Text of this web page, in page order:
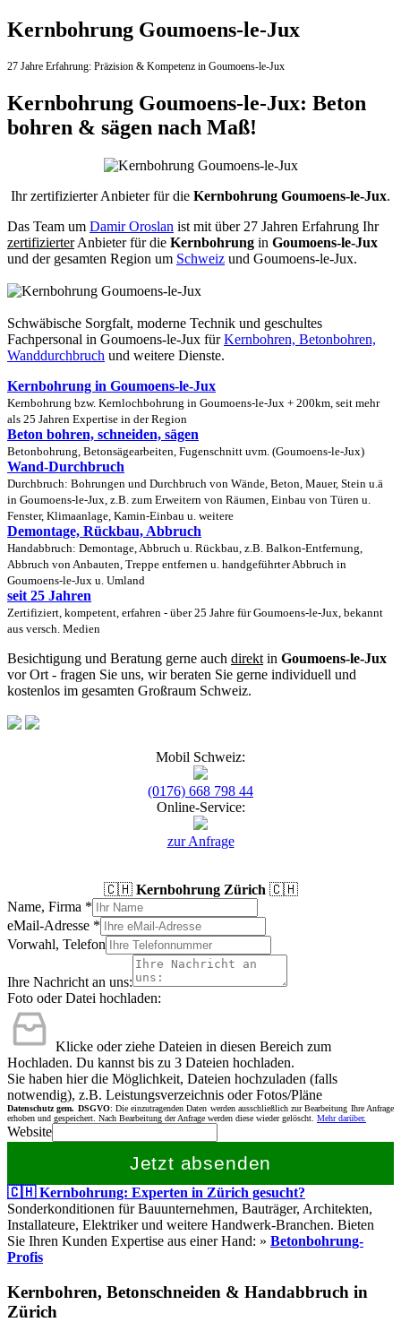
Kernbohrung Goumoens-le-Jux
27 Jahre Erfahrung: Präzision & Kompetenz in Goumoens-le-Jux
Kernbohrung Goumoens-le-Jux: Beton
bohren & sägen nach Maß!
Ihr zertifizierter Anbieter für die Kernbohrung Goumoens-le-Jux.
Das Team um Damir Oroslan ist mit über 27 Jahren Erfahrung Ihr
zertifizierterAnbieter für die Kernbohrung in Goumoens-le-Jux
und der gesamten Region um Schweiz und Goumoens-le-Jux.
Schwäbische Sorgfalt, moderne Technik und geschultes
Fachpersonal in Goumoens-le-Jux fürKernbohren, Betonbohren,
Wanddurchbruch und weitere Dienste.
Kernbohrung in Goumoens-le-Jux
Kernbohrung bzw. Kernlochbohrung in Goumoens-le-Jux + 200km, seit mehr
als 25 Jahren Expertise in der Region
Beton bohren, schneiden, sägen
Betonbohrung, Betonsägearbeiten, Fugenschnitt uvm. (Goumoens-le-Jux)
Wand-Durchbruch
Durchbruch: Bohrungen und Durchbruch von Wände, Beton, Mauer, Stein u.ä
in Goumoens-le-Jux, z.B. zum Erweitern von Räumen, Einbau von Türen u.
Fenster, Klimaanlage, Kamin-Einbau u. weitere
Demontage, Rückbau, Abbruch
Handabbruch: Demontage, Abbruch u. Rückbau, z.B. Balkon-Entfernung,
Abbruch von Anbauten, Treppe entfernen u. handgeführter Abbruch in
Goumoens-le-Jux u. Umland
seit 25 Jahren
Zertifiziert, kompetent, erfahren - über 25 Jahre für Goumoens-le-Jux, bekannt
aus versch. Medien
Besichtigung und Beratung gerne auch direkt in Goumoens-le-Jux
vor Ort - fragen Sie uns, wir beraten Sie gerne individuell und
kostenlos im gesamten Großraum Schweiz.
Mobil Schweiz:
(0176) 668 798 44
Online-Service:
zur Anfrage
🇨🇭 Kernbohrung Zürich 🇨🇭
Name, Firma *
eMail-Adresse *
Vorwahl, Telefon
Ihre Nachricht an uns:
Foto oder Datei hochladen:
Klicke oder ziehe Dateien in diesen Bereich zum
Hochladen. Du kannst bis zu 3 Dateien hochladen.
Sie haben hier die Möglichkeit, Dateien hochzuladen (falls
notwendig), z.B. Leistungsverzeichnis oder Fotos/Pläne
Datenschutz gem. DSGVO: Die einzutragenden Daten werden ausschließlich zur Bearbeitung Ihre Anfrage
erhoben und gespeichert. Nach Bearbeitung der Anfrage werden diese wieder gelöscht. Mehr darüber.
Website
Jetzt absenden
🇨🇭 Kernbohrung: Experten in Zürich gesucht?
Sonderkonditionen für Bauunternehmen, Bauträger, Architekten,
Installateure, Elektriker und weitere Handwerk-Branchen. Bieten
Sie Ihren Kunden Expertise aus einer Hand: » Betonbohrung-
Profis
Kernbohren, Betonschneiden & Handabbruch in
Zürich